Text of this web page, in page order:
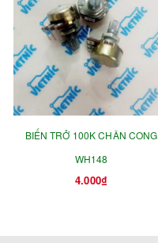
BIẾN TRỞ 100K CHÂN CONG
WH148
4.000₫